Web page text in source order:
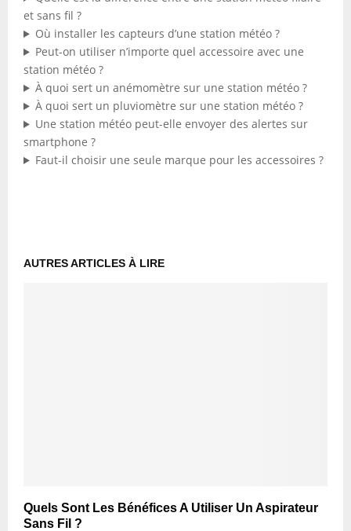
et sans fil ?
Où installer les capteurs d’une station météo ?
Peut-on utiliser n’importe quel accessoire avec une
station météo ?
À quoi sert un anémomètre sur une station météo ?
À quoi sert un pluviomètre sur une station météo ?
Une station météo peut-elle envoyer des alertes sur
smartphone ?
Faut-il choisir une seule marque pour les accessoires ?
AUTRES ARTICLES À LIRE
Quels Sont Les Bénéfices A Utiliser Un Aspirateur
Sans Fil ?